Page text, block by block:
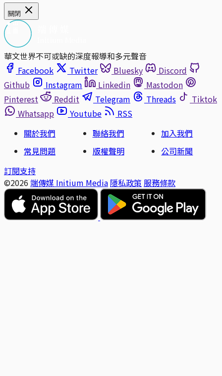
關閉
華文世界不可或缺的深度報導和多元聲音
Facebook
Twitter Bluesky
Discord
Github
Instagram Linkedin
Mastodon
Pinterest
Reddit Telegram Threads
Tiktok
Whatsapp
Youtube
RSS
關於我們
聯絡我們
加入我們
常見問題
版權聲明
公司新聞
訂閱支持
©2026 端傳媒 Initium Media 隱私政策 服務條款